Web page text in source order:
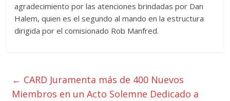
agradecimiento por las atenciones brindadas por Dan
Halem, quien es el segundo al mando en la estructura
dirigida por el comisionado Rob Manfred.
← CARD Juramenta más de 400 Nuevos
Miembros en un Acto Solemne Dedicado a